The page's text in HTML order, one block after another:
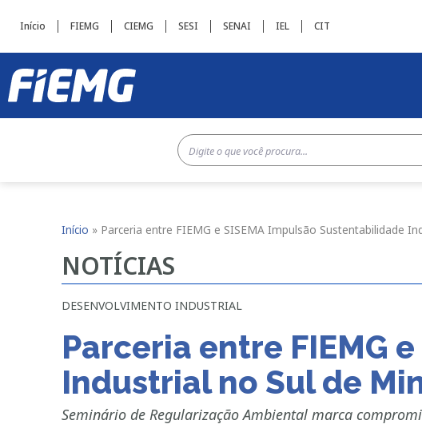
Início FIEMG CIEMG SESI SENAI IEL CIT
Início » Parceria entre FIEMG e SISEMA Impulsão Sustentabilidade
NOTÍCIAS
DESENVOLVIMENTO INDUSTRIAL
Parceria entre FIEMG
Industrial no Sul de
Seminário de Regularização Ambiental marca